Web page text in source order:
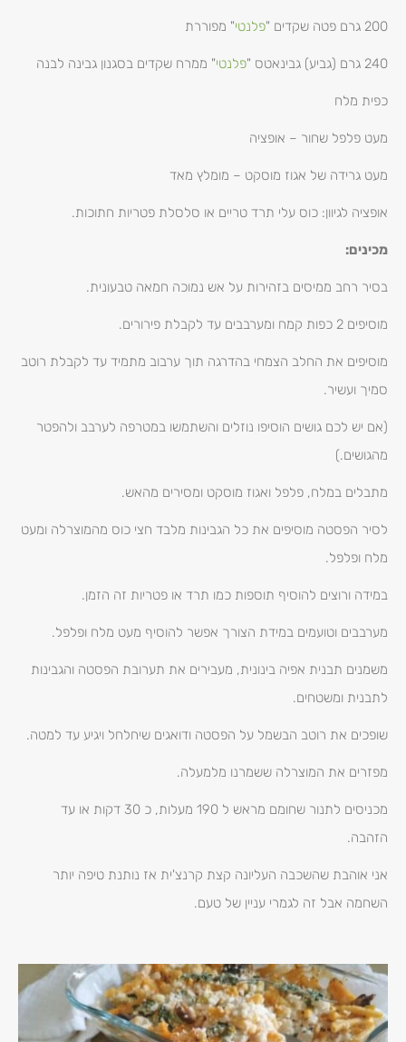
200 גרם פטה שקדים " פלנטי" מפוררת
240 גרם (גביע) גבינאטס " פלנטי" ממרח שקדים בסגנון גבינה לבנה
כפית מלח
מעט פלפל שחור – אופציה
מעט גרידה של אגוז מוסקט – מומלץ מאד
אופציה לגיוון: כוס עלי תרד טריים או סלסלת פטריות חתוכות.
מכינים:
בסיר רחב ממיסים בזהירות על אש נמוכה חמאה טבעונית.
מוסיפים 2 כפות קמח ומערבבים עד לקבלת פירורים.
מוסיפים את החלב הצמחי בהדרגה תוך ערבוב מתמיד עד לקבלת רוטב
סמיך ועשיר.
(אם יש לכם גושים הוסיפו נוזלים והשתמשו במטרפה לערבב ולהפטר
מהגושים.)
מתבלים במלח, פלפל ואגוז מוסקט ומסירים מהאש.
לסיר הפסטה מוסיפים את כל הגבינות מלבד חצי כוס מהמוצרלה ומעט
מלח ופלפל.
במידה ורוצים להוסיף תוספות כמו תרד או פטריות זה הזמן.
מערבבים וטועמים במידת הצורך אפשר להוסיף מעט מלח ופלפל.
משמנים תבנית אפיה בינונית, מעבירים את תערובת הפסטה והגבינות
לתבנית ומשטחים.
שופכים את רוטב הבשמל על הפסטה ודואגים שיחלחל ויגיע עד למטה.
מפזרים את המוצרלה ששמרנו מלמעלה.
מכניסים לתנור שחומם מראש ל 190 מעלות, כ 30 דקות או עד
הזהבה.
אני אוהבת שהשכבה העליונה קצת קרנצ'ית אז נותנת טיפה יותר
השחמה אבל זה לגמרי עניין של טעם.